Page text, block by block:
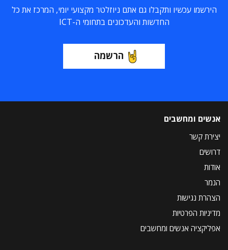
הירשמו עכשיו ותקבלו גם אתם ניוזלטר מקצועי יומי, המרכז את כל
החדשות והעדכונים בתחומי ה-ICT
הרשמה
אנשים ומחשבים
יצירת קשר
דרושים
אודות
הנמר
הצהרת נגישות
מדיניות הפרטיות
אפליקציה אנשים ומחשבים